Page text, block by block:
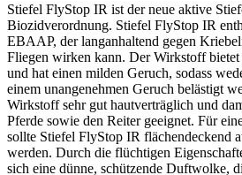
Stiefel FlyStop IR ist der neue aktive
Biozidverordnung. Stiefel FlyStop IR
EBAAP, der langanhaltend gegen
Fliegen wirken kann. Der Wirkstoff
und hat einen milden Geruch, sodass
einem unangenehmen Geruch belästigt
Wirkstoff sehr gut hautverträglich und
Pferde sowie den Reiter geeignet. Für
sollte Stiefel FlyStop IR flächendeckend
werden. Durch die flüchtigen
sich eine dünne, schützende Duftwolke,